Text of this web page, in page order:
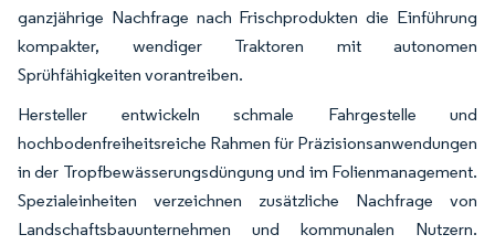
ganzjährige Nachfrage nach Frischprodukten die Einführung
kompakter, wendiger Traktoren mit autonomen
Sprühfähigkeiten vorantreiben.
Hersteller entwickeln schmale Fahrgestelle und
hochbodenfreiheitsreiche Rahmen für Präzisionsanwendungen
in der Tropfbewässerungsdüngung und im Folienmanagement.
Spezialeinheiten verzeichnen zusätzliche Nachfrage von
Landschaftsbauunternehmen und kommunalen Nutzern.